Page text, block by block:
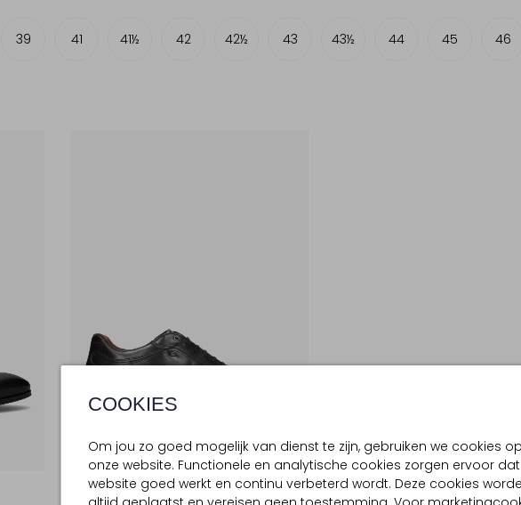
COOKIES
Om jou zo goed mogelijk van dienst te zijn, gebruiken we cookies op
onze website. Functionele en analytische cookies zorgen ervoor
website goed werkt en continu verbeterd wordt. Deze cookies
39 41 41½ 42 42½ 43 43½ 44 45 46
Laatste Items
VAN BOMMEL